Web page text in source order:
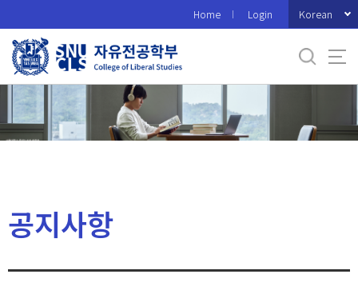
로
메
Home Login Korean
공지사항